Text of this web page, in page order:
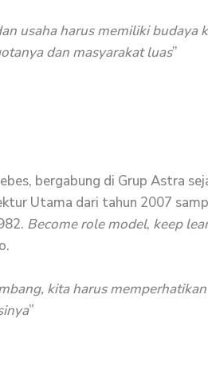
usaha harus memiliki
dan masyarakat luas”
bergabung di Grup Astra
Utama dari tahun 2007
Become role model, keep
kita harus
”